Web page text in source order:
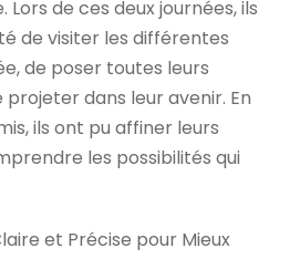
de ces deux journées, ils
de visiter les différentes
de poser toutes leurs
projeter dans leur avenir. En
ils ont pu affiner leurs
les possibilités qui
et Précise pour Mieux